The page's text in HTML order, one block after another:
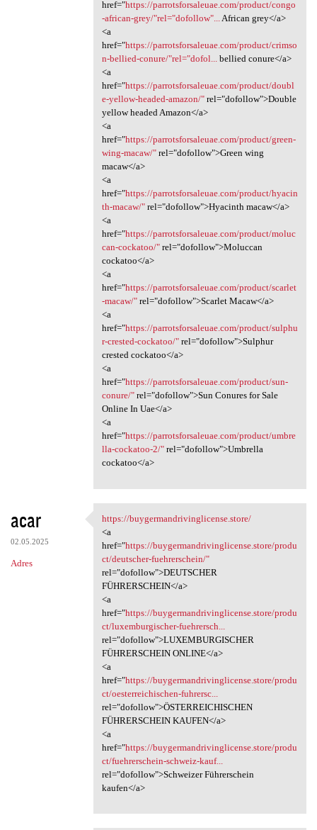
href="https://parrotsforsaleuae.com/product/congo
-african-grey/"rel="dofollow"...
African grey</a>
<a
href="https://parrotsforsaleuae.com/product/crimso
n-bellied-conure/"rel="dofol...
bellied conure</a>
<a
href="https://parrotsforsaleuae.com/product/doubl
e-yellow-headed-amazon/"rel="dofollow">Double
yellow headed Amazon</a>
<a
href="https://parrotsforsaleuae.com/product/green-
wing-macaw/"rel="dofollow">Green wing
macaw</a>
<a
href="https://parrotsforsaleuae.com/product/hyacin
th-macaw/"rel="dofollow">Hyacinth macaw</a>
<a
href="https://parrotsforsaleuae.com/product/moluc
can-cockatoo/"rel="dofollow">Moluccan
cockatoo</a>
<a
href="https://parrotsforsaleuae.com/product/scarlet
-macaw/"rel="dofollow">Scarlet Macaw</a>
<a
href="https://parrotsforsaleuae.com/product/sulphu
r-crested-cockatoo/"rel="dofollow">Sulphur
crested cockatoo</a>
<a
href="https://parrotsforsaleuae.com/product/sun-
conure/"rel="dofollow">Sun Conures for Sale
Online In Uae</a>
<a
href="https://parrotsforsaleuae.com/product/umbre
lla-cockatoo-2/"rel="dofollow">Umbrella
cockatoo</a>
acar
02.05.2025
Adres
https:/
https://buygermandrivinglicense.store/
<a
href="https://buygermandrivinglicense.store/produ
ct/deutscher-fuehrerschein/"
rel="dofollow">DEUTSCHER
FÜHRERSCHEIN</a>
<a
href="https://buygermandrivinglicense.store/produ
ct/luxemburgischer-fuehrersch...
rel="dofollow">LUXEMBURGISCHER
FÜHRERSCHEIN ONLINE</a>
<a
href="https://buygermandrivinglicense.store/produ
ct/oesterreichischen-fuhrersc...
rel="dofollow">ÖSTERREICHISCHEN
FÜHRERSCHEIN KAUFEN</a>
<a
href="https://buygermandrivinglicense.store/produ
ct/fuehrerschein-schweiz-kauf...
rel="dofollow">Schweizer Führerschein
kaufen</a>